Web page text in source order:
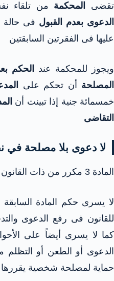
تقضى المحكمة من تلقاء
الدعوى بعدم القبول فى
عليها فى الفقرتين السابقتين
ويجوز للمحكمة عند
الحكم
المصلحة أن تحكم على
خمسمائة جنية إذا تبينت أن
التقاضى
لا دعوى بلا مصلحة في
المادة 3 مكرر من ذات القانون على:
لا يسرى حكم المادة السابقة
للقانون فى رفع الدعوى
كما لا يسرى أيضاً على
الدعوى أو الطعن أو
حماية لمصلحة شخصية يقررها